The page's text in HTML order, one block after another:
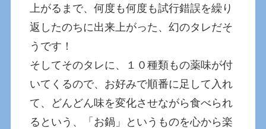
上がるまで、何度も何度も試行錯誤を繰り
返したのちに出来上がった、幻のタレだそ
うです！
そしてそのタレに、１０種類もの薬味が付
いてくるので、お好みで順番に足して入れ
て、どんどん味を変化させながら食べられ
るという、「お鍋」というものを心から楽